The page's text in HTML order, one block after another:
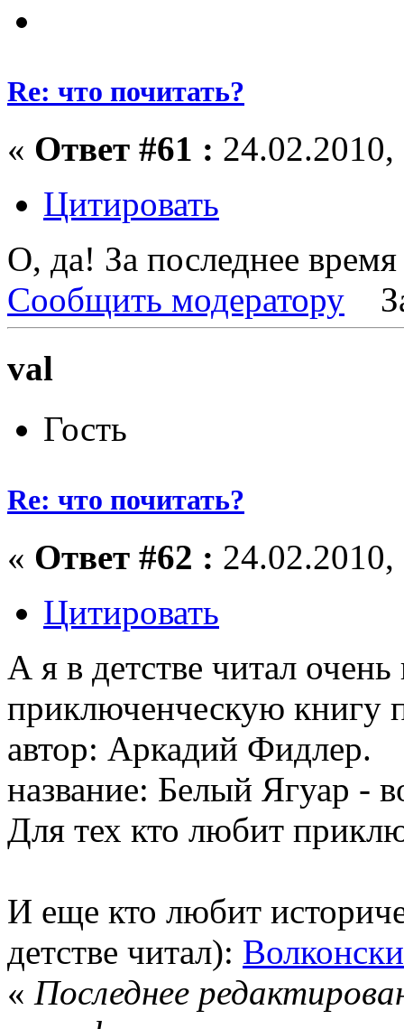
Re: что почитать?
« Ответ #61 :
Цитировать
О, да! За последнее
Сообщить модератору
val
Гость
Re: что почитать?
« Ответ #62 :
Цитировать
А я в детстве читал
приключенческую книгу
автор: Аркадий Фидлер.
название: Белый Ягуар -
Для тех кто любит
И еще кто любит
детстве читал):
« Последнее